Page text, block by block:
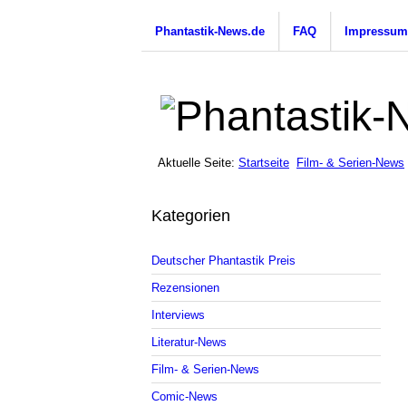
Phantastik-News.de FAQ Impressum
Aktuelle Seite: Startseite Film- & Serien-News
Kategorien
Deutscher Phantastik Preis
Rezensionen
Interviews
Literatur-News
Film- & Serien-News
Comic-News